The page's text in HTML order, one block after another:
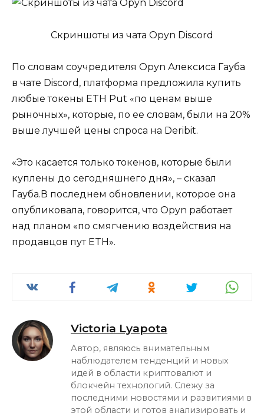
Скриншоты из чата Opyn Discord
По словам соучредителя Opyn Алексиса Гауба
в чате Discord, платформа предложила купить
любые токены ETH Put «по ценам выше
рыночных», которые, по ее словам, были на 20%
выше лучшей цены спроса на Deribit.
«Это касается только токенов, которые были
куплены до сегодняшнего дня», – сказал
Гауба.В последнем обновлении, которое она
опубликовала, говорится, что Opyn работает
над планом «по смягчению воздействия на
продавцов пут ETH».
Victoria Lyapota
Автор, являюсь внимательным
наблюдателем тенденций и новых
идей в области криптовалют и
блокчейн технологий. Слежу за
последними новостями и развитиями в
этой области и готов анализировать и